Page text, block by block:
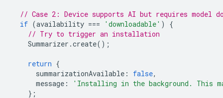
// Case 2: Device supports AI but requires model
if (availability === 'downloadable' )
{
// Try to trigger an installation
Summarizer .create();
return {
summarizationAvailable : false,
message :
'Installing in the background. This
};